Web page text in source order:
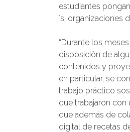
estudiantes
´s, organizaciones
“Durante los
disposición de
contenidos y
en particular, se
trabajo práctico
que trabajaron
que además de
digital de recetas